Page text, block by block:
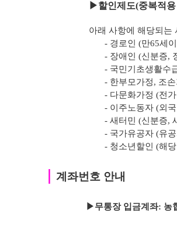
▶할인제도(중복적
아래 사항에 해당되는
- 경로인 (만65세
- 장애인 (신분증,
- 국민기초생활수
- 한부모가정, 조
- 다문화가정 (전
- 이주노동자 (외
- 새터민 (신분증,
- 국가유공자 (유
- 청소년할인 (해
계좌번호 안내
▶무통장 입금계좌: 농